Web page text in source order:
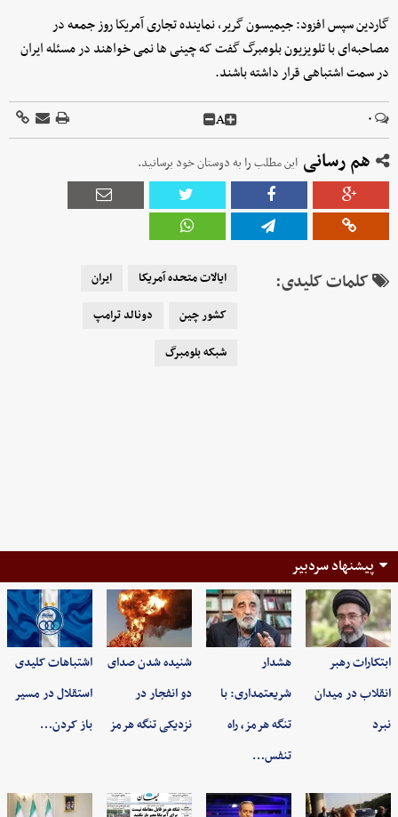
گاردین سپس افزود: جیمیسون گریر، نماینده تجاری آمریکا روز جمعه در
مصاحبه‌ای با تلویزیون بلومبرگ گفت که چینی‌ ها نمی‌ خواهند در مسئله ایران
در سمت اشتباهی قرار داشته باشند.
۰ A
هم رسانی این مطلب را به دوستان خود برسانید.
کلمات کلیدی: ایالات متحده آمریکا
ایران
کشور چین
دونالد ترامپ
شبکه بلومبرگ
پیشنهاد سردبیر
ابتکارات رهبر
انقلاب در میدان
نبرد
هشدار
شریعتمداری: با
تنگه هرمز، راه
تنفس…
شنیده شدن صدای
دو انفجار در
نزدیکی تنگه هرمز
اشتباهات کلیدی
استقلال در مسیر
باز کردن…